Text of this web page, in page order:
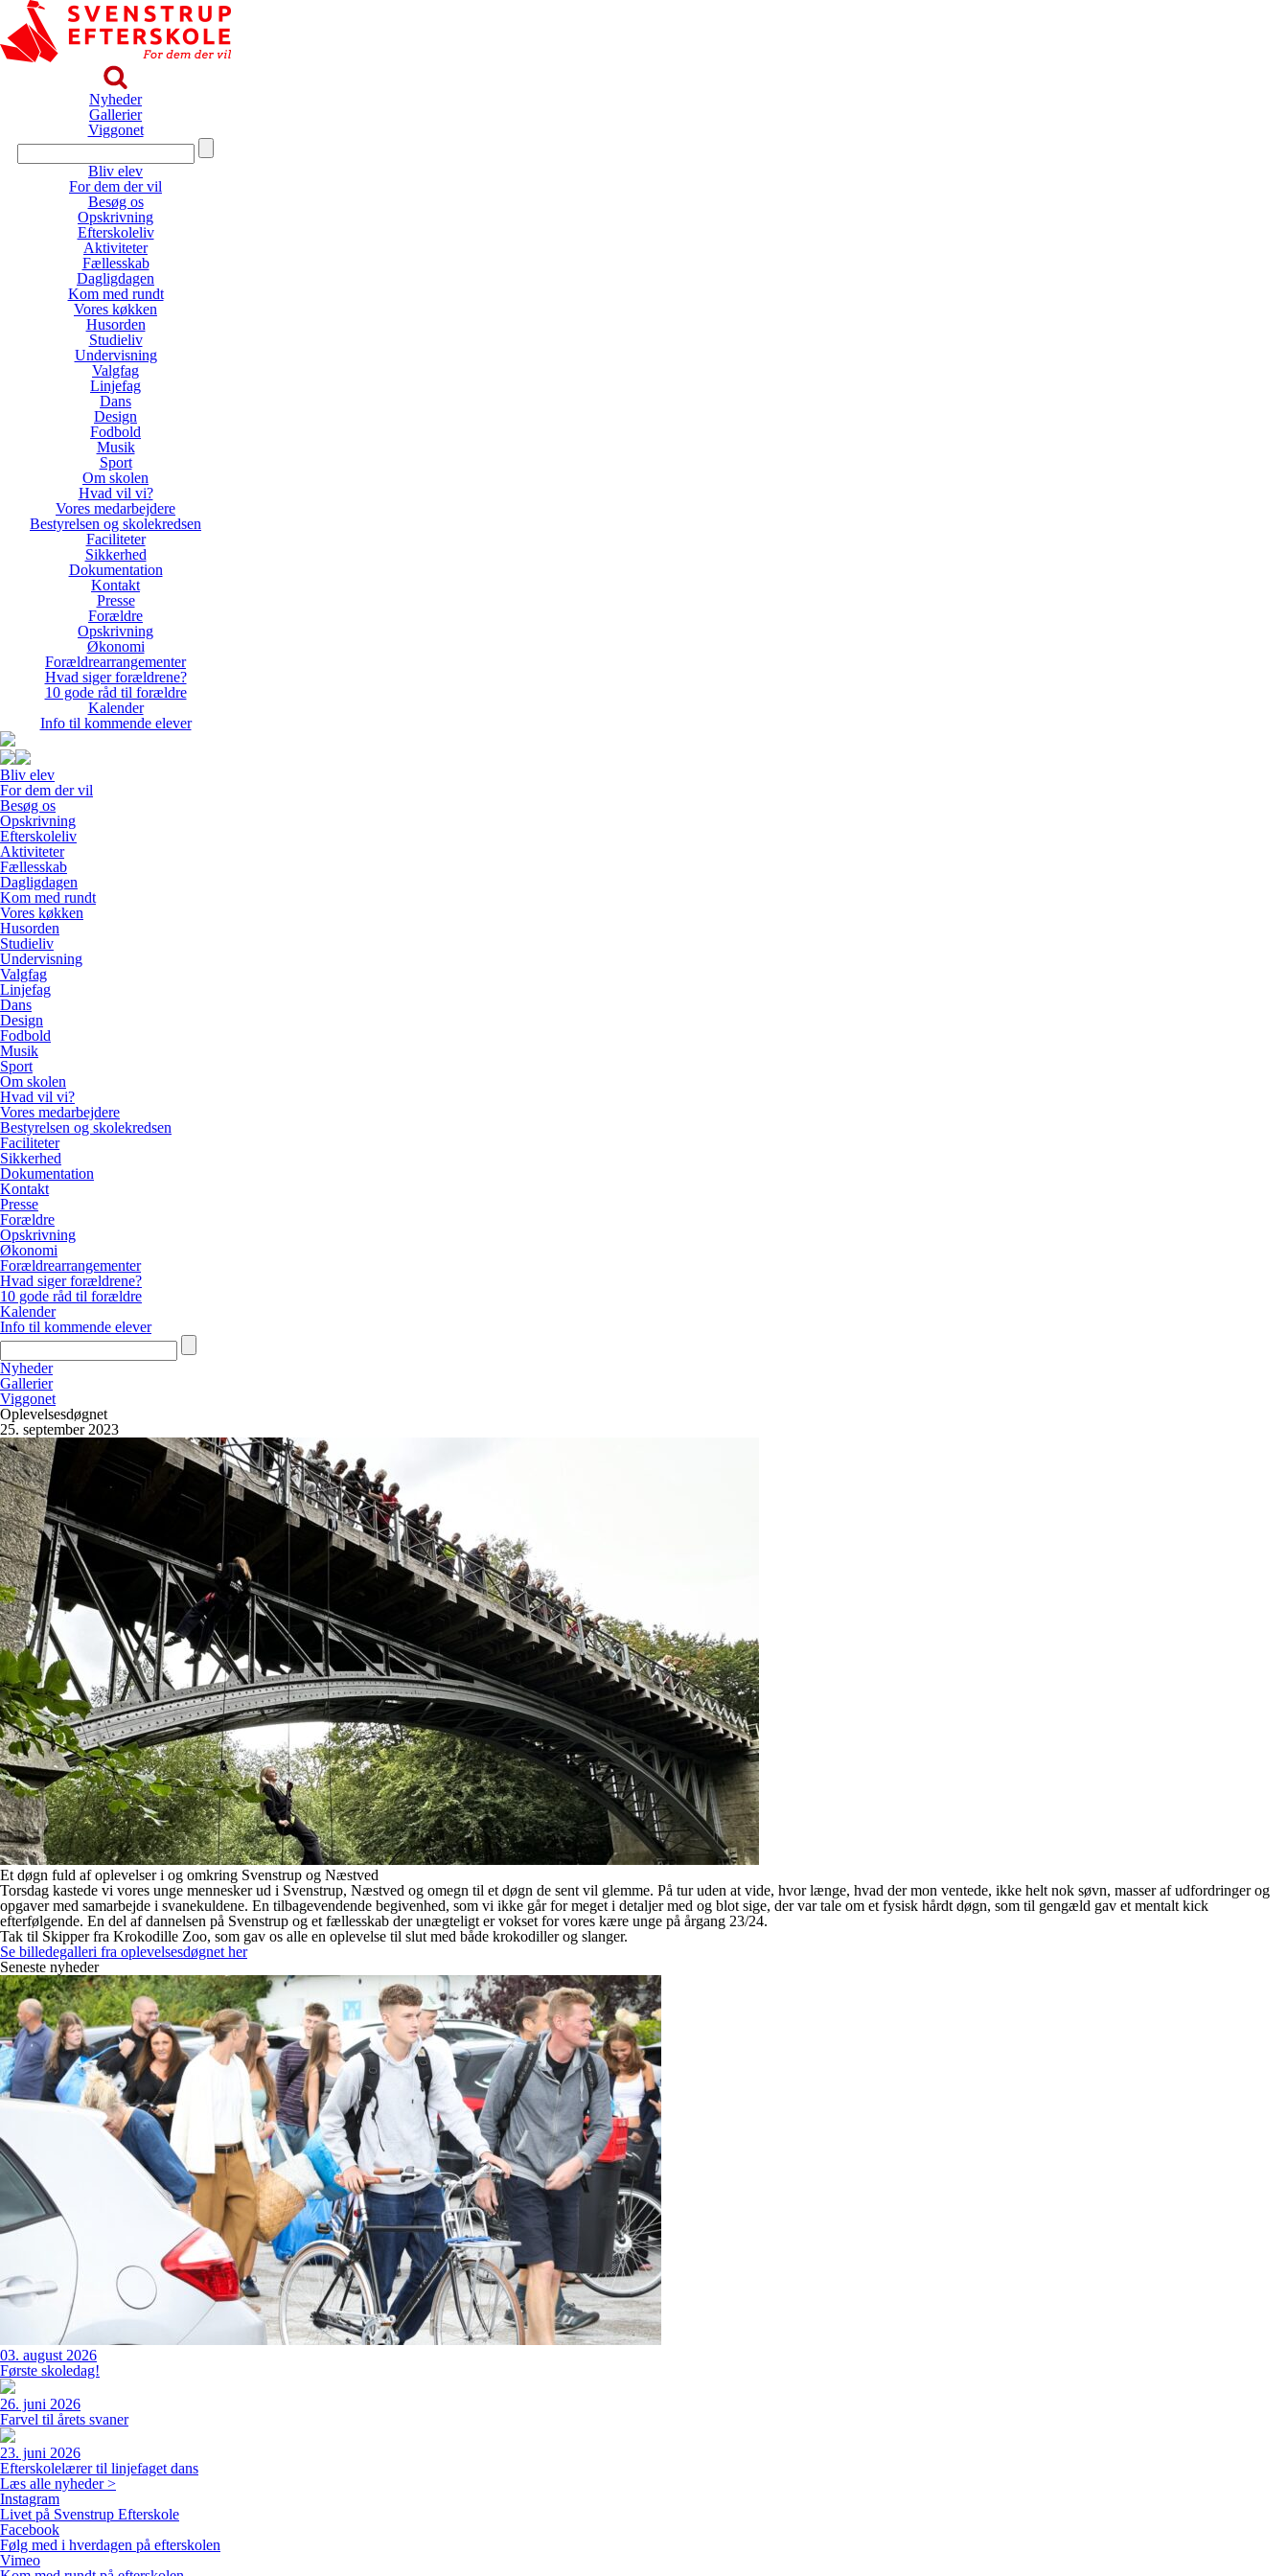
Nyheder
Gallerier
Viggonet
Bliv elev
For dem der vil
Besøg os
Opskrivning
Efterskoleliv
Aktiviteter
Fællesskab
Dagligdagen
Kom med rundt
Vores køkken
Husorden
Studieliv
Undervisning
Valgfag
Linjefag
Dans
Design
Fodbold
Musik
Sport
Om skolen
Hvad vil vi?
Vores medarbejdere
Bestyrelsen og skolekredsen
Faciliteter
Sikkerhed
Dokumentation
Kontakt
Presse
Forældre
Opskrivning
Økonomi
Forældrearrangementer
Hvad siger forældrene?
10 gode råd til forældre
Kalender
Info til kommende elever
Bliv elev
For dem der vil
Besøg os
Opskrivning
Efterskoleliv
Aktiviteter
Fællesskab
Dagligdagen
Kom med rundt
Vores køkken
Husorden
Studieliv
Undervisning
Valgfag
Linjefag
Dans
Design
Fodbold
Musik
Sport
Om skolen
Hvad vil vi?
Vores medarbejdere
Bestyrelsen og skolekredsen
Faciliteter
Sikkerhed
Dokumentation
Kontakt
Presse
Forældre
Opskrivning
Økonomi
Forældrearrangementer
Hvad siger forældrene?
10 gode råd til forældre
Kalender
Info til kommende elever
Nyheder
Gallerier
Viggonet
Oplevelsesdøgnet
25. september 2023
Et døgn fuld af oplevelser i og omkring Svenstrup og Næstved
Torsdag kastede vi vores unge mennesker ud i Svenstrup, Næstved og omegn til et døgn de sent vil glemme. På tur uden at vide, hvor længe, hvad der mon ventede, ikke helt nok søvn, masser af udfordringer og
opgaver med samarbejde i svanekuldene. En tilbagevendende begivenhed, som vi ikke går for meget i detaljer med og blot sige, der var tale om et fysisk hårdt døgn, som til gengæld gav et mentalt kick
efterfølgende. En del af dannelsen på Svenstrup og et fællesskab der unægteligt er vokset for vores kære unge på årgang 23/24.
Tak til Skipper fra Krokodille Zoo, som gav os alle en oplevelse til slut med både krokodiller og slanger.
Se billedegalleri fra oplevelsesdøgnet her
Seneste nyheder
03. august 2026
Første skoledag!
26. juni 2026
Farvel til årets svaner
23. juni 2026
Efterskolelærer til linjefaget dans
Læs alle nyheder >
Instagram
Livet på Svenstrup Efterskole
Facebook
Følg med i hverdagen på efterskolen
Vimeo